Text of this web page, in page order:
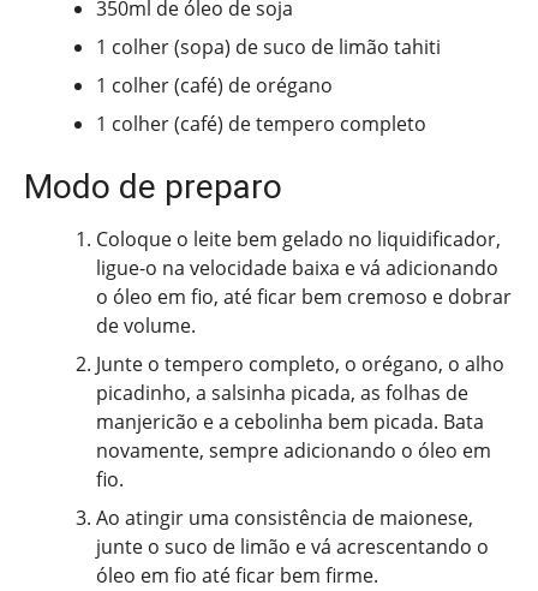
350ml de óleo de soja
1 colher (sopa) de suco de limão tahiti
1 colher (café) de orégano
1 colher (café) de tempero completo
Modo de preparo
Coloque o leite bem gelado no liquidificador,
ligue-o na velocidade baixa e vá adicionando
o óleo em fio, até ficar bem cremoso e dobrar
de volume.
Junte o tempero completo, o orégano, o alho
picadinho, a salsinha picada, as folhas de
manjericão e a cebolinha bem picada. Bata
novamente, sempre adicionando o óleo em
fio.
Ao atingir uma consistência de maionese,
junte o suco de limão e vá acrescentando o
óleo em fio até ficar bem firme.